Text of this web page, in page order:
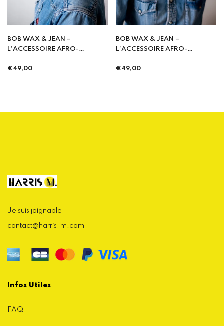
BOB WAX & JEAN –
L’ACCESSOIRE AFRO-
INCONTOURNABLE -Kitendi
Prix
€49,00
BOB WAX & JEAN –
L’ACCESSOIRE AFRO-
INCONTOURNABLE -Matonge
Prix
€49,00
Je suis joignable
contact@harris-m.com
Infos Utiles
FAQ